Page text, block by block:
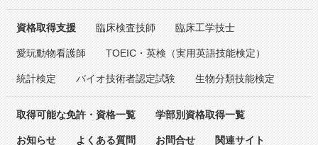
資格取得支援 臨床検査技師 臨床工学技士
愛玩動物看護師 TOEIC・英検（実用英語技能検定）
統計検定 バイオ技術者認定試験 生物分類技能検定
取得可能な免許・資格一覧 学部別資格取得一覧
お知らせ よくある質問 お問合せ 関連サイト